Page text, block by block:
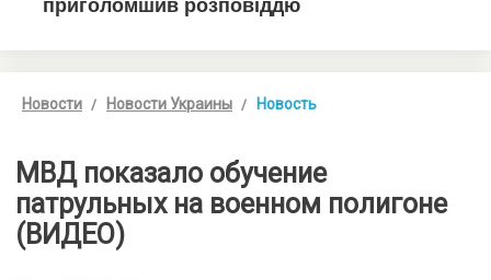
Новости Новости Украины Новость
МВД показало обучение
патрульных на военном полигоне
(ВИДЕО)